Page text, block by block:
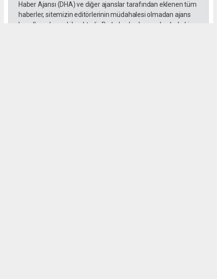
Haber Ajansı (DHA) ve diğer ajanslar tarafından eklenen tüm
haberler, sitemizin editörlerinin müdahalesi olmadan ajans
kanallarından çekilmektedir. Bu haberlerde yer alan hukuki